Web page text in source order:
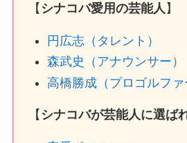
【 シナコバ愛用の芸能人 】
円広志（タレント）
森武史（アナウンサー）
高橋勝成（プロゴルファ
【 シナコバが芸能人に選ば